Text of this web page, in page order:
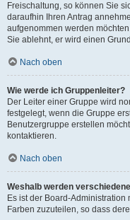
Freischaltung, so können Sie
daraufhin Ihren Antrag
aufgenommen werden
Sie ablehnt, er wird einen
Nach oben
Wie werde ich Gruppenleiter?
Der Leiter einer Gruppe wird
festgelegt, wenn die Gruppe
Benutzergruppe erstellen
kontaktieren.
Nach oben
Weshalb werden
Es ist der Board-
Farben zuzuteilen, so dass